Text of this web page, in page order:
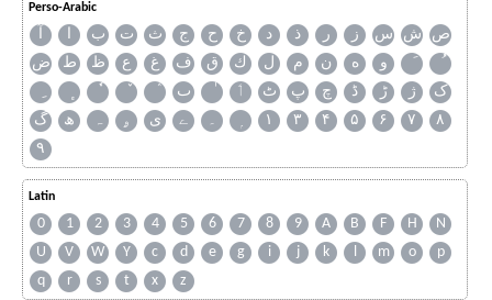
Perso-Arabic
آ ا ب ت ث ج ح خ د ذ ر ز س ش ص
ض
ط ظ ع غ ف ق ك ل م ن ه
و
ٮ
ٲ ٹ پ چ ڈ ڑ ژ
ک
گ
ھ ہ ۄ ی ے ۔ ۱ ۳ ۴ ۵ ۶ ۷
۸
۹
Latin
0 1 2 3 4 5 6 7 8 9 A B F H
N
U
V W Y c d e g i j k l m o
p
q
r s t x z